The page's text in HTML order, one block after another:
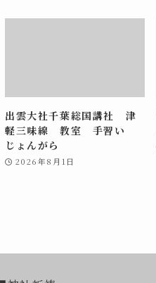
出雲大社千葉総国講社 津
軽三味線 教室 手習い
じょんがら
2026年8月1日